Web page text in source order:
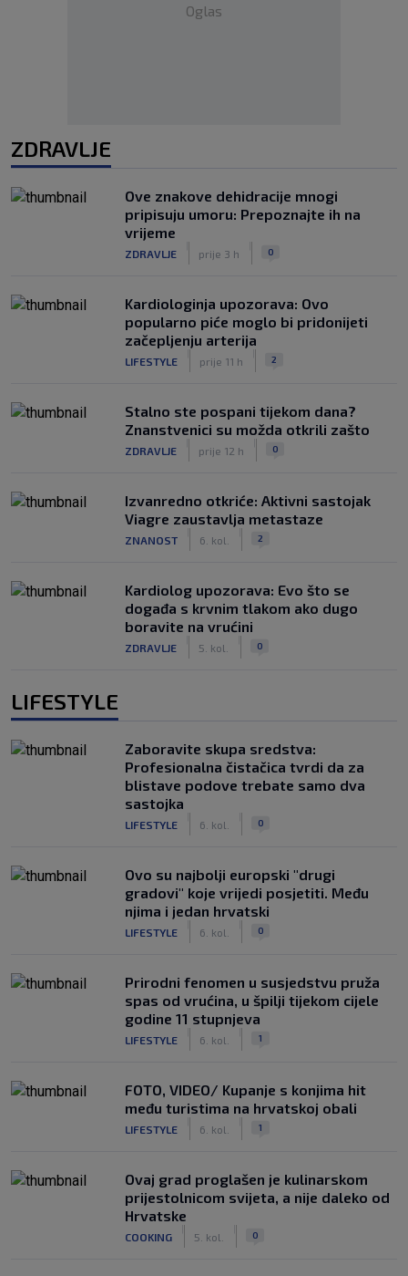
Oglas
ZDRAVLJE
Ove znakove dehidracije mnogi
pripisuju umoru: Prepoznajte ih na
vrijeme
ZDRAVLJE prije 3 h 0
Kardiologinja upozorava: Ovo
popularno piće moglo bi pridonijeti
začepljenju arterija
LIFESTYLE prije 11 h 2
Stalno ste pospani tijekom dana?
Znanstvenici su možda otkrili zašto
ZDRAVLJE prije 12 h 0
Izvanredno otkriće: Aktivni sastojak
Viagre zaustavlja metastaze
ZNANOST 6. kol. 2
Kardiolog upozorava: Evo što se
događa s krvnim tlakom ako dugo
boravite na vrućini
ZDRAVLJE 5. kol. 0
LIFESTYLE
Zaboravite skupa sredstva:
Profesionalna čistačica tvrdi da za
blistave podove trebate samo dva
sastojka
LIFESTYLE 6. kol. 0
Ovo su najbolji europski "drugi
gradovi" koje vrijedi posjetiti. Među
njima i jedan hrvatski
LIFESTYLE 6. kol. 0
Prirodni fenomen u susjedstvu pruža
spas od vrućina, u špilji tijekom cijele
godine 11 stupnjeva
LIFESTYLE 6. kol. 1
FOTO, VIDEO/ Kupanje s konjima hit
među turistima na hrvatskoj obali
LIFESTYLE 6. kol. 1
Ovaj grad proglašen je kulinarskom
prijestolnicom svijeta, a nije daleko od
Hrvatske
COOKING 5. kol. 0